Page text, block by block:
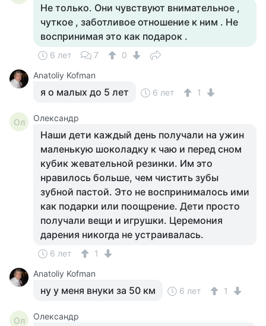
Не только. Они чувствуют внимательное ,
чуткое , заботливое отношение к ним . Не
воспринимая это как подарок .
6 лет 7
0
Anatoliy Kofman
я о малых до 5 лет 6 лет 1
Ол Олександр
Наши дети каждый день получали на ужин
маленькую шоколадку к чаю и перед сном
кубик жевательной резинки. Им это
нравилось больше, чем чистить зубы
зубной пастой. Это не воспринималось ими
как подарки или поощрение. Дети просто
получали вещи и игрушки. Церемония
дарения никогда не устраивалась.
6 лет
1
Anatoliy Kofman
ну у меня внуки за 50 км 6 лет 1
Ол Олександр